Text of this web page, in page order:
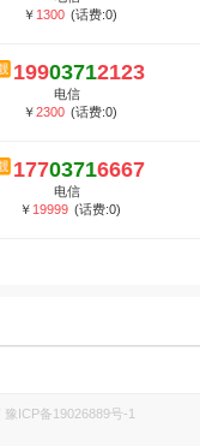
￥ 1300 (话费:0)
19903712123
电信
￥2300 (话费:0)
17703716667
电信
￥ 19999 (话费:0)
豫ICP备19026889号-1